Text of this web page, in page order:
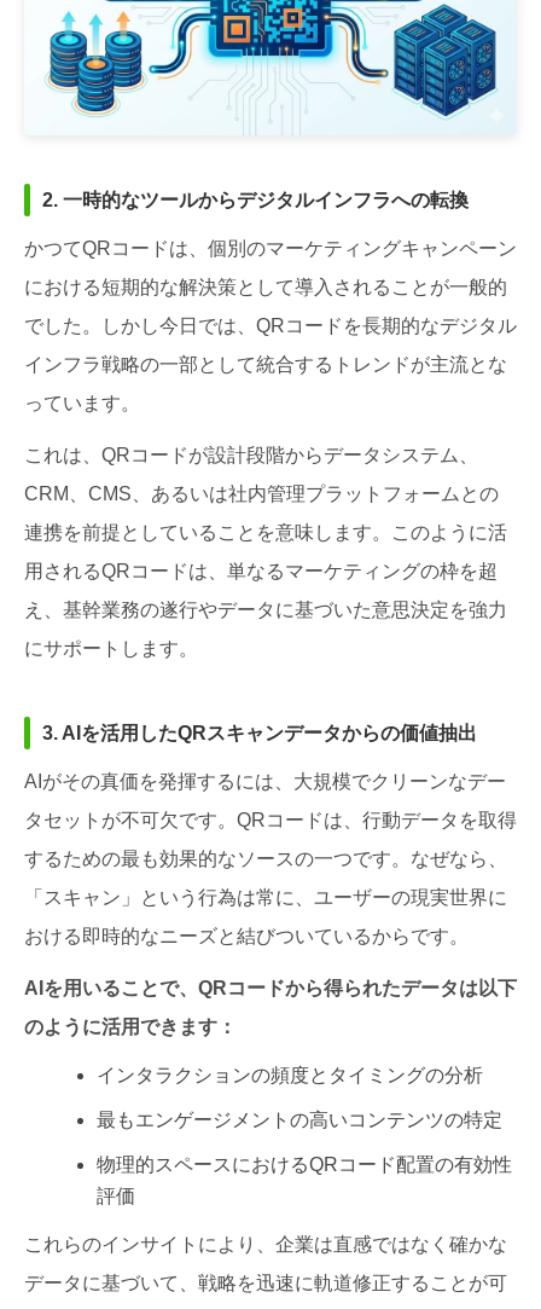
2. 一時的なツールからデジタルインフラへの転換
かつてQRコードは、個別のマーケティングキャンペーン
における短期的な解決策として導入されることが一般的
でした。しかし今日では、QRコードを長期的なデジタル
インフラ戦略の一部として統合するトレンドが主流とな
っています。
これは、QRコードが設計段階からデータシステム、
CRM、CMS、あるいは社内管理プラットフォームとの
連携を前提としていることを意味します。このように活
用されるQRコードは、単なるマーケティングの枠を超
え、基幹業務の遂行やデータに基づいた意思決定を強力
にサポートします。
3. AIを活用したQRスキャンデータからの価値抽出
AIがその真価を発揮するには、大規模でクリーンなデー
タセットが不可欠です。QRコードは、行動データを取得
するための最も効果的なソースの一つです。なぜなら、
「スキャン」という行為は常に、ユーザーの現実世界に
おける即時的なニーズと結びついているからです。
AIを用いることで、QRコードから得られたデータは以下
のように活用できます：
インタラクションの頻度とタイミングの分析
最もエンゲージメントの高いコンテンツの特定
物理的スペースにおけるQRコード配置の有効性
評価
これらのインサイトにより、企業は直感ではなく確かな
データに基づいて、戦略を迅速に軌道修正することが可